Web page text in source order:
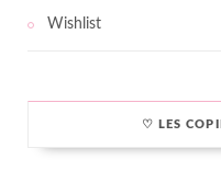
Wishlist
♡ LES